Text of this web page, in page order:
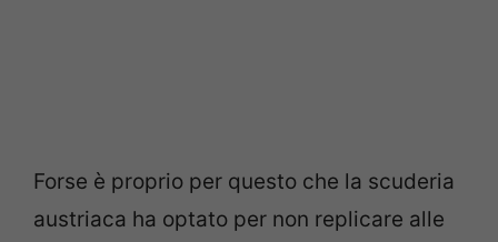
Forse è proprio per questo che la scuderia
austriaca ha optato per non replicare alle